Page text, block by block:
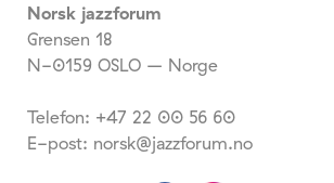
Norsk jazzforum
Grensen 18
N-0159 OSLO – Norge
Telefon: +47 22 00 56 60
E-post: norsk@jazzforum.no